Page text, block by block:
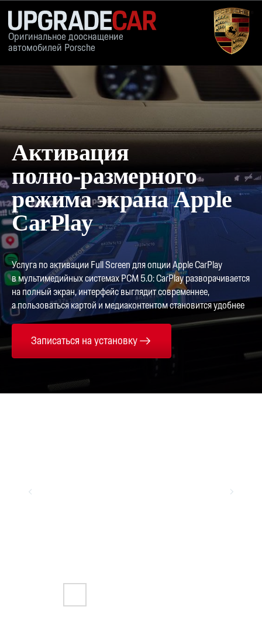
Оригинальное дооснащение
автомобилей Porsche
КАТАЛОГ ПРИМЕРЫ
Активация
полно‑размерного
режима экрана Apple
CarPlay
Услуга по активации Full Screen для опции Apple CarPlay
в мультимедийных системах PCM 5.0: CarPlay разворачивается
на полный экран, интерфейс выглядит современнее,
а пользоваться картой и медиаконтентом становится удобнее
Записаться на установку